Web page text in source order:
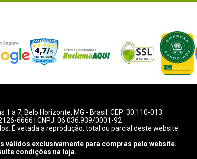
1 a 7, Belo Horizonte, MG - Brasil. CEP: 30.110-013
6666 | CNPJ: 06.036.939/0001-92
É vetada a reprodução, total ou parcial deste website.
válidos exclusivamente para compras pelo website.
condições na loja.